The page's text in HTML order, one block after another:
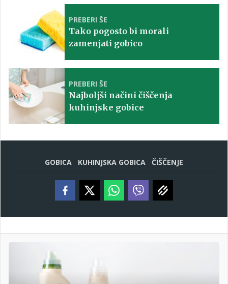
PREBERI ŠE
Tako pogosto bi morali
zamenjati gobico
PREBERI ŠE
Najboljši načini čiščenja
kuhinjske gobice
GOBICA KUHINJSKA GOBICA ČIŠČENJE